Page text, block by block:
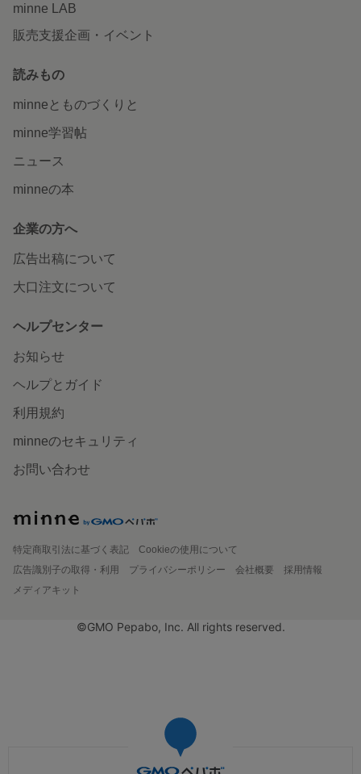
minne LAB
販売支援企画・イベント
読みもの
minneとものづくりと
minne学習帖
ニュース
minneの本
企業の方へ
広告出稿について
大口注文について
ヘルプセンター
お知らせ
ヘルプとガイド
利用規約
minneのセキュリティ
お問い合わせ
特定商取引法に基づく表記
Cookieの使用について
広告識別子の取得・利用
プライバシーポリシー 会社概要
採用情報
メディアキット
©GMO Pepabo, Inc. All rights reserved.